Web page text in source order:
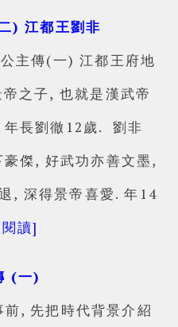
) 江都王劉非
主傳(一) 江都王府地
之子, 也就是漢武帝
年長劉徹12歲. 劉非
傑, 好武功亦善文墨,
, 深得景帝喜愛. 年14
讀]
(一)
前, 先把時代背景介紹